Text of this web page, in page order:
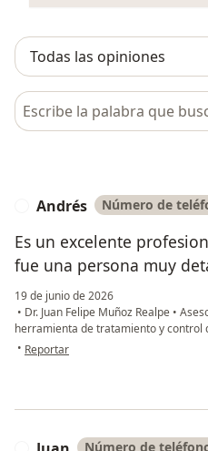
Busca en opiniones
Andrés Número de
Es un excelente
fue una persona muy
19 de junio de 2026
• Dr. Juan Felipe Muñoz Realpe •
herramienta de tratamiento y control
• en opinión del usuario Andrés
Reportar
Número de